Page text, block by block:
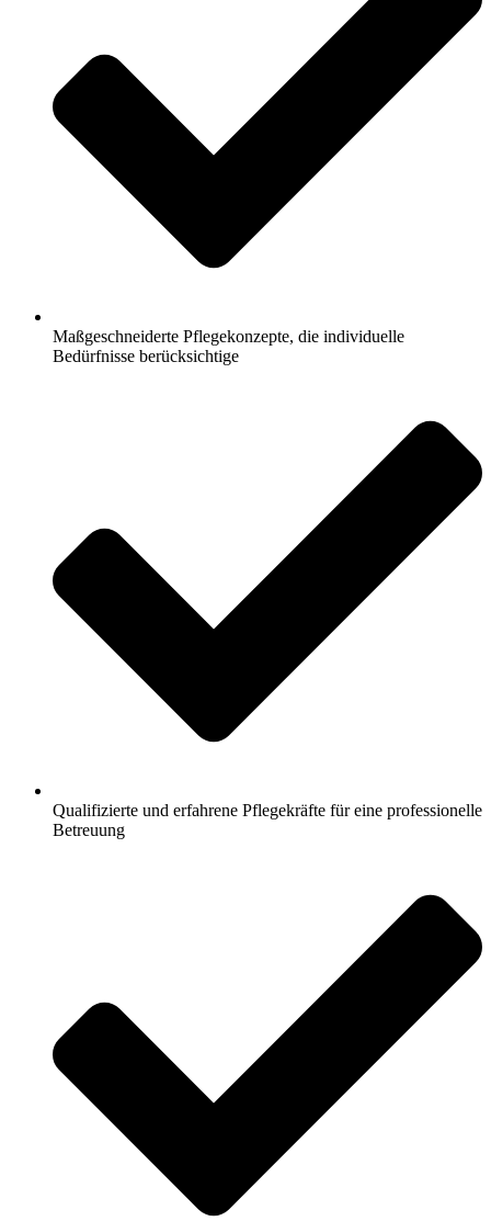
Maßgeschneiderte Pflegekonzepte, die individuelle
Bedürfnisse berücksichtige
Qualifizierte und erfahrene Pflegekräfte für eine professionelle
Betreuung